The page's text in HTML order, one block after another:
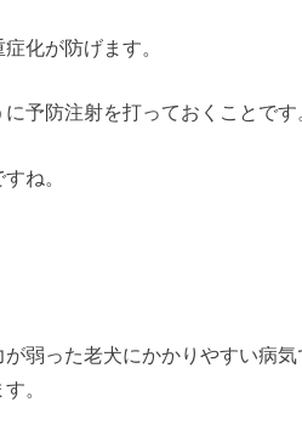
化が防げます。
予防注射を打っておくことです
ね。
弱った老犬にかかりやすい病気
。